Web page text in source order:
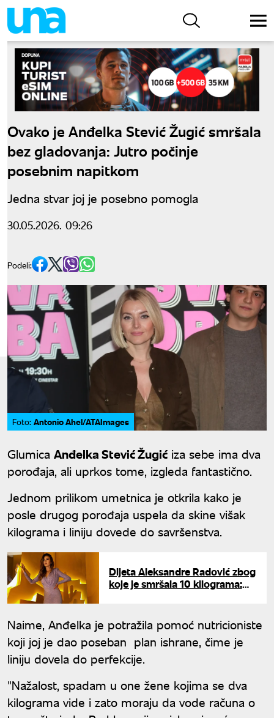
Ovako je Anđelka Stević Žugić smršala
bez gladovanja: Jutro počinje
posebnim napitkom
Jedna stvar joj je posebno pomogla
30.05.2026. 09:26
Podeli:
Foto: Antonio Ahel/ATAImages
Glumica Anđelka Stević Žugić iza sebe ima dva
porođaja, ali uprkos tome, izgleda fantastično.
Jednom prilikom umetnica je otkrila kako je
posle drugog porođaja uspela da skine višak
kilograma i liniju dovede do savršenstva.
Dijeta Aleksandre Radović zbog
koje je smršala 10 kilograma:
Naime, Anđelka je potražila pomoć nutricioniste
koji joj je dao poseban plan ishrane, čime je
liniju dovela do perfekcije.
"Nažalost, spadam u one žene kojima se dva
kilograma vide i zato moraju da vode računa o